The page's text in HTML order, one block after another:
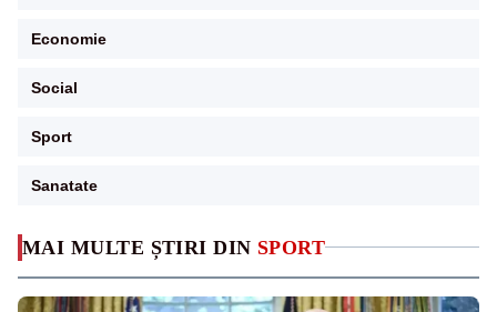
MAI MULTE ȘTIRI DIN SPORT
Economie
Social
Sport
Sanatate